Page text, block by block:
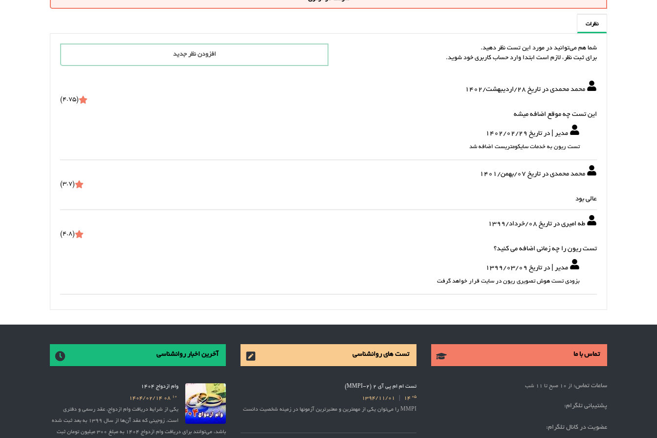
نظرات
شما هم می‌توانید در مورد این تست نظر دهید.
برای ثبت نظر، لازم است ابتدا وارد حساب کاربری خود شوید.
افزودن نظر جدید
محمد محمدی در تاریخ 28/ارديبهشت/1402
(4.75)
این تست چه موقع اضافه میشه
مدیر | در تاریخ 1402/02/29
تست ریون به خدمات سایکومتریست اضافه شد
محمد محمدی در تاریخ 07/بهمن/1401
(3.7)
عالی بود
طه امیری در تاریخ 08/خرداد/1399
(4.8)
تست ریون را چه زمانی اضافه می کنید؟
مدیر | در تاریخ 1399/03/09
بزودی تست هوش تصویری ریون در سایت قرار خواهد گرفت
تماس با ما
ساعات تماس: از 10 صبح تا 11 شب
پشتیبانی تلگرام:
عضویت در کانال تلگرام:
تست های روانشناسی
تست ام ام پی آی 2 (MMPI-2)
05
14
1394/11/01
MMPI را می‌توان یکی از مهمترین و معتبرترین آزمونها در زمینه شخصیت دانست
آخرین اخبار روانشناسی
وام ازدواج 1404
10
1404/02/14
یکی از شرایط دریافت وام ازدواج، عقد رسمی و دفتری
است. زوجینی که عقد آن‌ها از سال 1399 به بعد ثبت شده
باشد، می‌توانند برای دریافت وام ازدواج 1404 به مبلغ 300 میلیون تومان ثبت